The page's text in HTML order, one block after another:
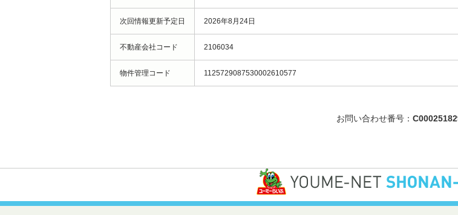
次回情報更新予定日 2026年8月24日
不動産会社コード 2106034
物件管理コード 1125729087530002610577
お問い合わせ番号：